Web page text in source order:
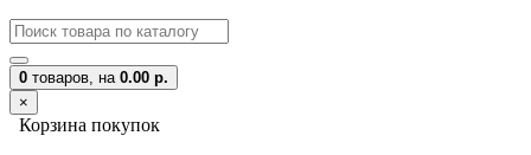
0 товаров, на 0.00 р.
×
Корзина покупок